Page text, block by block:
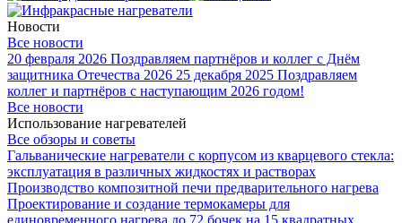
Новости
Все новости
20 февраля 2026 Поздравляем партнёров и коллег с Днём
защитника Отечества 2026 25 декабря 2025 Поздравляем
коллег и партнёров с наступающим 2026 годом!
Все новости
Использование нагревателей
Все обзоры и советы
Гальванические нагреватели с корпусом из кварцевого стекла:
эксплуатация в различных жидкостях и растворах
Производство композитной печи предварительного нагрева
Проектирование и создание термокамеры для
единовременного нагрева до 72 бочек на 15 квадратных